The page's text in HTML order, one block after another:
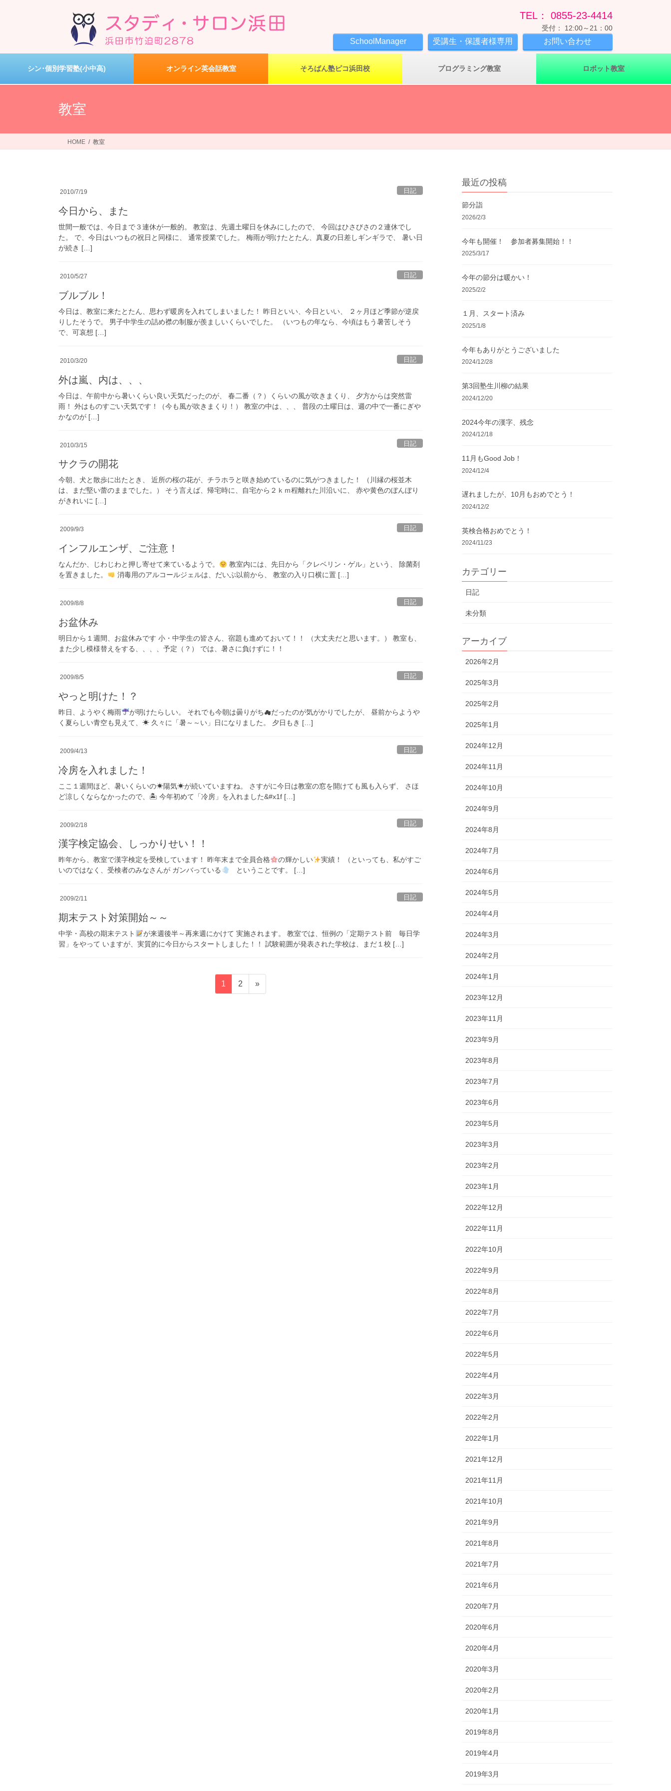
ツ
シ
TEL： 0855-23-4414
受付： 12:00～21：00
SchoolManager 受講生・保護者様専用 お問い合わせ
シン･個別学習塾(小中高) オンライン英会話教室 そろばん塾ピコ浜田校 プログラミング教室 ロボット教室
教室
HOME 教室
2010/7/19 日記
今日から、また
世間一般では、今日まで３連休が一般的。 教室は、先週土曜日を休みにしたので、 今回はひさびさの２連休でし
た。 で、今日はいつもの祝日と同様に、 通常授業でした。 梅雨が明けたとたん、真夏の日差しギンギラで、 暑い日
が続き […]
2010/5/27 日記
ブルブル！
今日は、教室に来たとたん、思わず暖房を入れてしまいました！ 昨日といい、今日といい、 ２ヶ月ほど季節が逆戻
りしたそうで。 男子中学生の詰め襟の制服が羨ましいくらいでした。 （いつもの年なら、今頃はもう暑苦しそう
で、可哀想 […]
2010/3/20 日記
外は嵐、内は、、、
今日は、午前中から暑いくらい良い天気だったのが、 春二番（？）くらいの風が吹きまくり、 夕方からは突然雷
雨！ 外はものすごい天気です！（今も風が吹きまくり！） 教室の中は、、、 普段の土曜日は、週の中で一番にぎや
かなのが […]
2010/3/15 日記
サクラの開花
今朝、犬と散歩に出たとき、 近所の桜の花が、チラホラと咲き始めているのに気がつきました！ （川縁の桜並木
は、まだ堅い蕾のままでした。） そう言えば、帰宅時に、自宅から２ｋｍ程離れた川沿いに、 赤や黄色のぼんぼり
がきれいに […]
2009/9/3 日記
インフルエンザ、ご注意！
なんだか、じわじわと押し寄せて来ているようで。
教室内には、先日から「クレベリン・ゲル」という、 除菌剤
を置きました。
消毒用のアルコールジェルは、だいぶ以前から、 教室の入り口横に置 […]
2009/8/8 日記
お盆休み
明日から１週間、お盆休みです 小・中学生の皆さん、宿題も進めておいて！！ （大丈夫だと思います。） 教室も、
また少し模様替えをする、、、、予定（？） では、暑さに負けずに！！
2009/8/5 日記
やっと明けた！？
昨日、ようやく梅雨
が明けたらしい。 それでも今朝は曇りがち☁だったのが気がかりでしたが、 昼前からようや
く夏らしい青空も見えて、☀ 久々に「暑～～い」日になりました。 夕日もき […]
2009/4/13 日記
冷房を入れました！
ここ１週間ほど、暑いくらいの☀陽気☀が続いていますね。 さすがに今日は教室の窓を開けても風も入らず、 さほ
ど涼しくならなかったので、🏝 今年初めて「冷房」を入れました&#x1f […]
2009/2/18 日記
漢字検定協会、しっかりせい！！
昨年から、教室で漢字検定を受検しています！ 昨年末まで全員合格 の輝かしい
実績！ （といっても、私がすご
いのではなく、受検者のみなさんが ガンバっている
ということです。 […]
2009/2/11 日記
期末テスト対策開始～～
中学・高校の期末テスト
が来週後半～再来週にかけて 実施されます。 教室では、恒例の「定期テスト前 毎日学
習」をやって いますが、実質的に今日からスタートしました！！ 試験範囲が発表された学校は、まだ１校 […]
固
定
1
固
定
2 »
最近の投稿
節分詣
2026/2/3
今年も開催！ 参加者募集開始！！
2025/3/17
今年の節分は暖かい！
2025/2/2
１月、スタート済み
2025/1/8
今年もありがとうございました
2024/12/28
第3回塾生川柳の結果
2024/12/20
2024今年の漢字、残念
2024/12/18
11月もGood Job！
2024/12/4
遅れましたが、10月もおめでとう！
2024/12/2
英検合格おめでとう！
2024/11/23
カテゴリー
日記
未分類
アーカイブ
2026年2月
2025年3月
2025年2月
2025年1月
2024年12月
2024年11月
2024年10月
2024年9月
2024年8月
2024年7月
2024年6月
2024年5月
2024年4月
2024年3月
2024年2月
2024年1月
2023年12月
2023年11月
2023年9月
2023年8月
2023年7月
2023年6月
2023年5月
2023年3月
2023年2月
2023年1月
2022年12月
2022年11月
2022年10月
2022年9月
2022年8月
2022年7月
2022年6月
2022年5月
2022年4月
2022年3月
2022年2月
2022年1月
2021年12月
2021年11月
2021年10月
2021年9月
2021年8月
2021年7月
2021年6月
2020年7月
2020年6月
2020年4月
2020年3月
2020年2月
2020年1月
2019年8月
2019年4月
2019年3月